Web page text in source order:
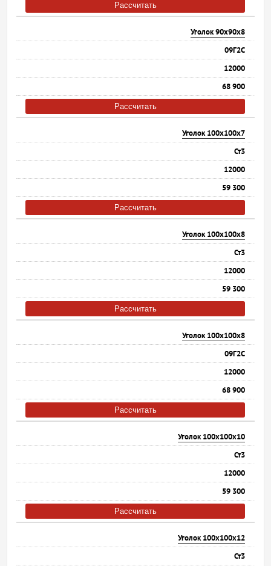
Рассчитать
Уголок 90х90х8
09Г2С
12000
68 900
Рассчитать
Уголок 100х100х7
Ст3
12000
59 300
Рассчитать
Уголок 100х100х8
Ст3
12000
59 300
Рассчитать
Уголок 100х100х8
09Г2С
12000
68 900
Рассчитать
Уголок 100х100х10
Ст3
12000
59 300
Рассчитать
Уголок 100х100х12
Ст3